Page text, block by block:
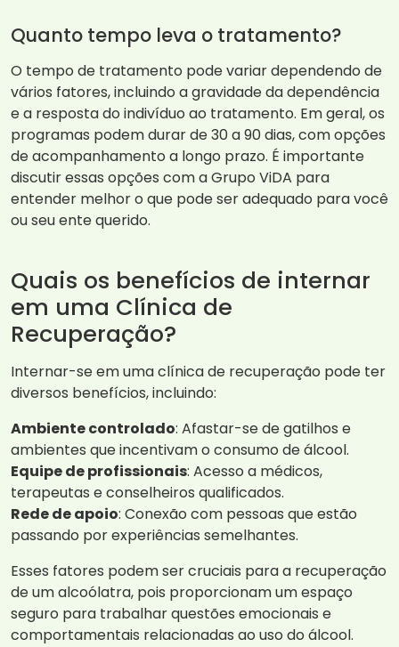
Quanto tempo leva o tratamento?
O tempo de tratamento pode variar dependendo de
vários fatores, incluindo a gravidade da dependência
e a resposta do indivíduo ao tratamento. Em geral, os
programas podem durar de 30 a 90 dias, com opções
de acompanhamento a longo prazo. É importante
discutir essas opções com a Grupo ViDA para
entender melhor o que pode ser adequado para você
ou seu ente querido.
Quais os benefícios de internar
em uma Clínica de
Recuperação?
Internar-se em uma clínica de recuperação pode ter
diversos benefícios, incluindo:
Ambiente controlado: Afastar-se de gatilhos e
ambientes que incentivam o consumo de álcool.
Equipe de profissionais: Acesso a médicos,
terapeutas e conselheiros qualificados.
Rede de apoio: Conexão com pessoas que estão
passando por experiências semelhantes.
Esses fatores podem ser cruciais para a recuperação
de um alcoólatra, pois proporcionam um espaço
seguro para trabalhar questões emocionais e
comportamentais relacionadas ao uso do álcool.